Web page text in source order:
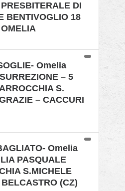
DI
BENTIVOGLIO 18
Omelia
– 5
S.
– CACCURI
Omelia
PASQUALE
S.MICHELE
(CZ)